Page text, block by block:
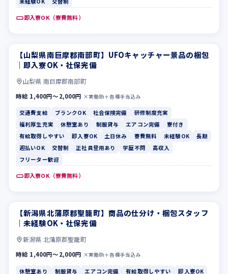
即入寮OK（寮費無料）
交通費支給 ブランクOK
【山梨県南巨摩郡南部町】UFOキャッチャー景品の梱包
｜即入寮OK・社保完備
山梨県 南巨摩郡南部町
時給 1,400円〜2,000円 ×実働8h＋各種手当込み
交通費支給 ブランクOK 社会保険完備
研修制度充実
福利厚生充実
休憩室あり 制服貸与 エアコン完備
寮付き
有給取得しやすい
即入寮OK 土日休み 寮費無料 未経験OK
長期
週払いOK
交替制 正社員登用あり 学歴不問
高収入
フリーター歓迎
即入寮OK（寮費無料）
休憩室あり 制服貸与
【新潟県北蒲原郡聖籠町】商品の仕分け・梱包スタッフ
｜未経験OK・社保完備
新潟県 北蒲原郡聖籠町
時給 1,400円〜2,000円 ×実働8h＋各種手当込み
休憩室あり 制服貸与 エアコン完備 有給取得しやすい
即入寮OK